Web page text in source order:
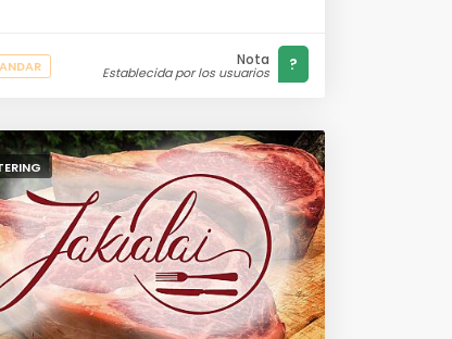
Nota
Establecida por los usuarios ?